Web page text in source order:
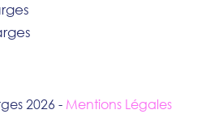
2026 - Mentions Légales